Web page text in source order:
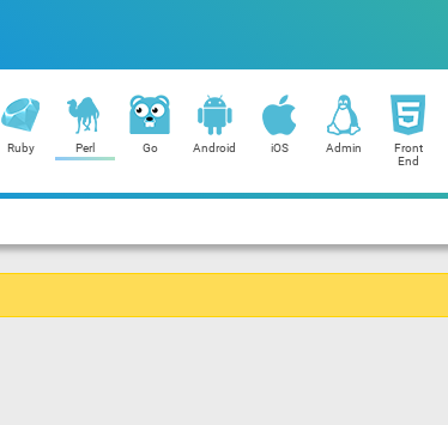
Ruby Perl Go Android iOS Admin
Front
End